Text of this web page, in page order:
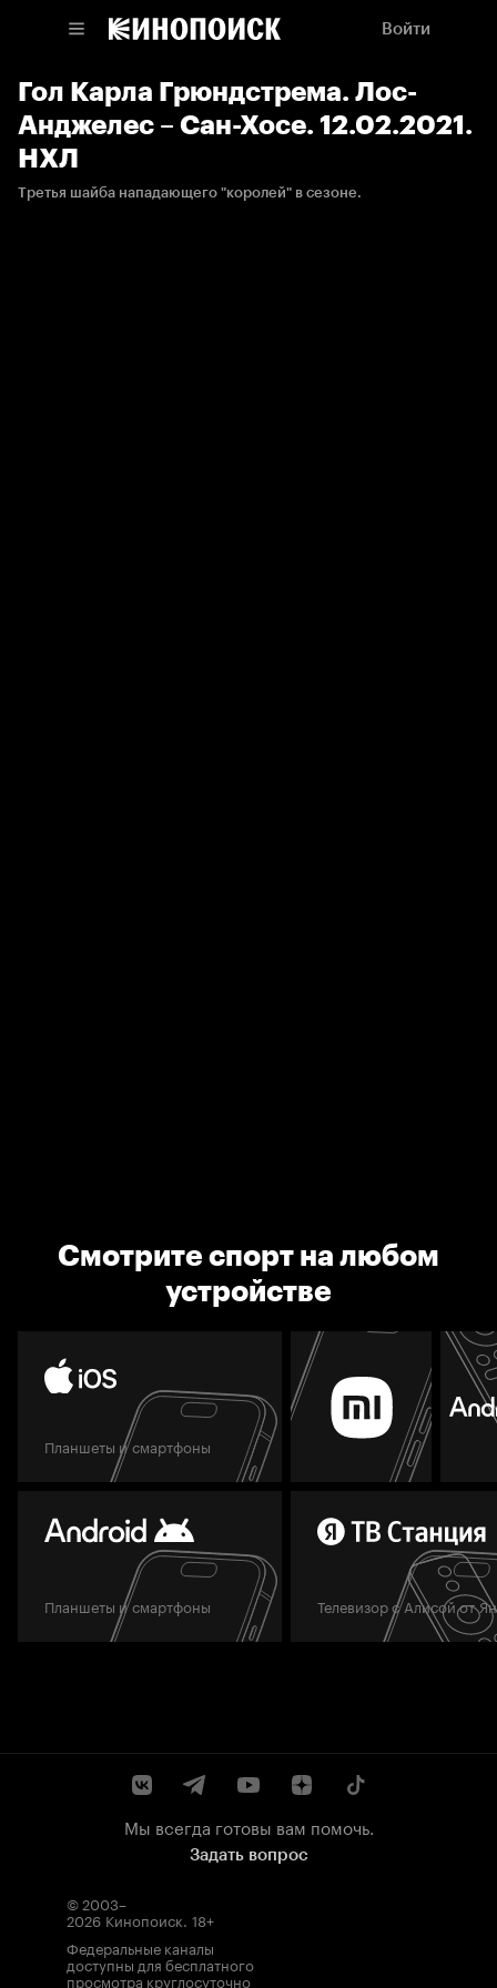
Войти
Гол Карла Грюндстрема. Лос-
Анджелес – Сан-Хосе. 12.02.2021.
НХЛ
Третья шайба нападающего "королей" в сезоне.
Смотрите спорт на любом
устройстве
Планшеты и смартфоны
Планшеты и смартфоны Телевизор с Алисой от
Мы всегда готовы вам помочь.
Задать вопрос
© 2003–
2026 Кинопоиск. 18+
Федеральные каналы
доступны для бесплатного
просмотра круглосуточно